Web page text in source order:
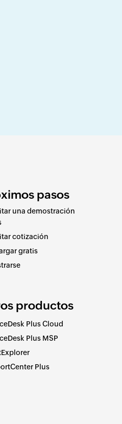
pasos
una demostración
cotización
gratis
productos
Plus Cloud
Plus MSP
Plus